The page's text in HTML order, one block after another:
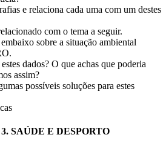
e relaciona cada uma com um destes
com o tema a seguir.
sobre a situação ambiental
dados? O que achas que poderia
assim?
possíveis soluções para estes
SAÚDE E DESPORTO